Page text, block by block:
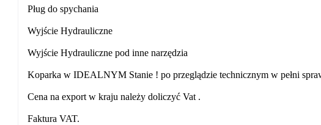
Pług do spychania
Wyjście Hydrauliczne
Wyjście Hydrauliczne pod inne narzędzia
Koparka w IDEALNYM Stanie ! po przeglądzie technicznym w pełni
Cena na export w kraju należy doliczyć Vat .
Faktura VAT.